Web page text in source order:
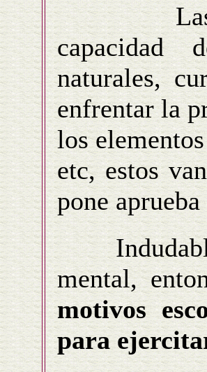
Las
capacidad
naturales,
enfrentar la
los
etc, estos
pone
mental,
motivos
para